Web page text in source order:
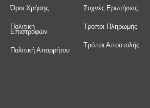
Όροι Χρήσης
Πολιτική
Επιστροφών
Πολιτική Απορρήτου
Συχνές Ερωτήσεις
Τρόποι Πληρωμής
Τρόποι Αποστολής